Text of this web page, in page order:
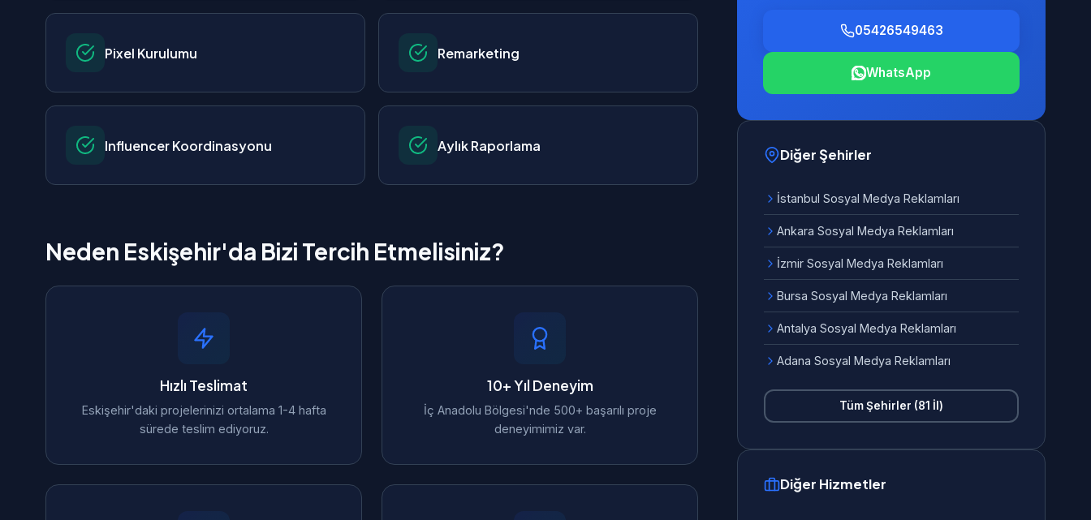
Pixel Kurulumu Remarketing
Influencer Koordinasyonu Aylık Raporlama
Neden Eskişehir'da Bizi Tercih Etmelisiniz?
Hızlı Teslimat
Eskişehir'daki projelerinizi ortalama 1-4 hafta
sürede teslim ediyoruz.
10+ Yıl Deneyim
İç Anadolu Bölgesi'nde 500+ başarılı proje
deneyimimiz var.
05426549463
WhatsApp
Diğer Şehirler
İstanbul Sosyal Medya Reklamları
Ankara Sosyal Medya Reklamları
İzmir Sosyal Medya Reklamları
Bursa Sosyal Medya Reklamları
Antalya Sosyal Medya Reklamları
Adana Sosyal Medya Reklamları
Tüm Şehirler (81 İl)
Diğer Hizmetler